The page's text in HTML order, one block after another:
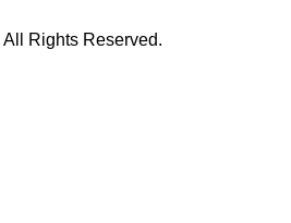
Rights Reserved.